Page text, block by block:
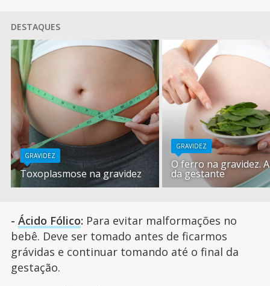
DESTAQUES
GRAVIDEZ
Toxoplasmose na gravidez
GRAVIDEZ
O ferro na gravidez.
da gestante
- Ácido Fólico: Para evitar malformações no
bebê. Deve ser tomado antes de ficarmos
grávidas e continuar tomando até o final da
gestação.